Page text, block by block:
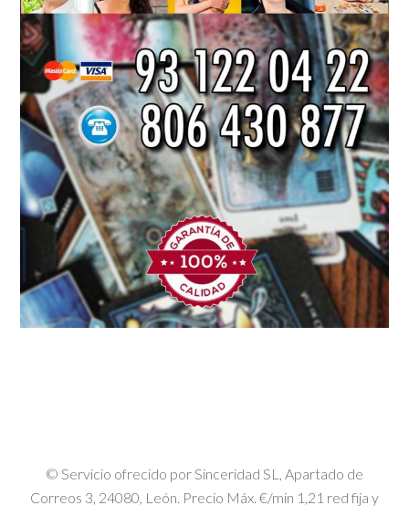
© Servicio ofrecido por Sinceridad SL, Apartado de
Correos 3, 24080, León. Precio Máx. €/min 1,21 red fija y